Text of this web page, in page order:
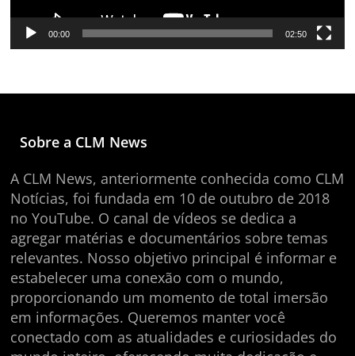
00:00 02:50
Sobre a CLM News
A CLM News, anteriormente conhecida como CLM
Notícias, foi fundada em 10 de outubro de 2018
no YouTube. O canal de vídeos se dedica a
agregar matérias e documentários sobre temas
relevantes. Nosso objetivo principal é informar e
estabelecer uma conexão com o mundo,
proporcionando um momento de total imersão
em informações. Queremos manter você
conectado com as atualidades e curiosidades do